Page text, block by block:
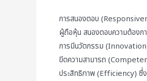
การสนองตอบ
ผู้ถือหุ้น สนองตอบความต้องก
การมีนวัตกรรม
ขีดความสามารถ
ประสิทธิภาพ (Efficiency) ซึ่